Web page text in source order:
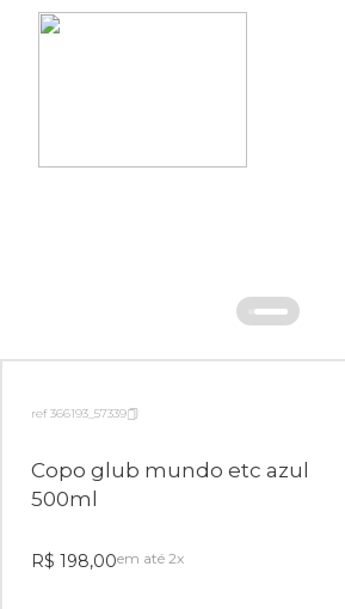
ref 366193_57339
Copo glub mundo etc azul
500ml
R$ 198,00em até 2x